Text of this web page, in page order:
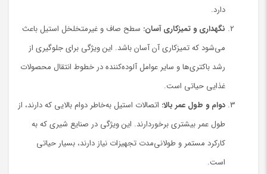
دارد.
نگهداری و تمیزکاری آسان: سطح صاف و غیرمتخلخل استیل باعث
می‌شود که تمیزکاری آن آسان باشد. این ویژگی برای جلوگیری از
رشد باکتری‌ها و سایر عوامل آلوده‌کننده در خطوط انتقال محصولات
غذایی حیاتی است.
دوام و طول عمر بالا: اتصالات استیل به‌خاطر دوام بالایی که دارند، از
طول عمر بیشتری برخوردارند. این ویژگی در صنایع شیری که به
کارکرد مستمر و طولانی‌مدت تجهیزات نیاز دارند، بسیار حیاتی
است.